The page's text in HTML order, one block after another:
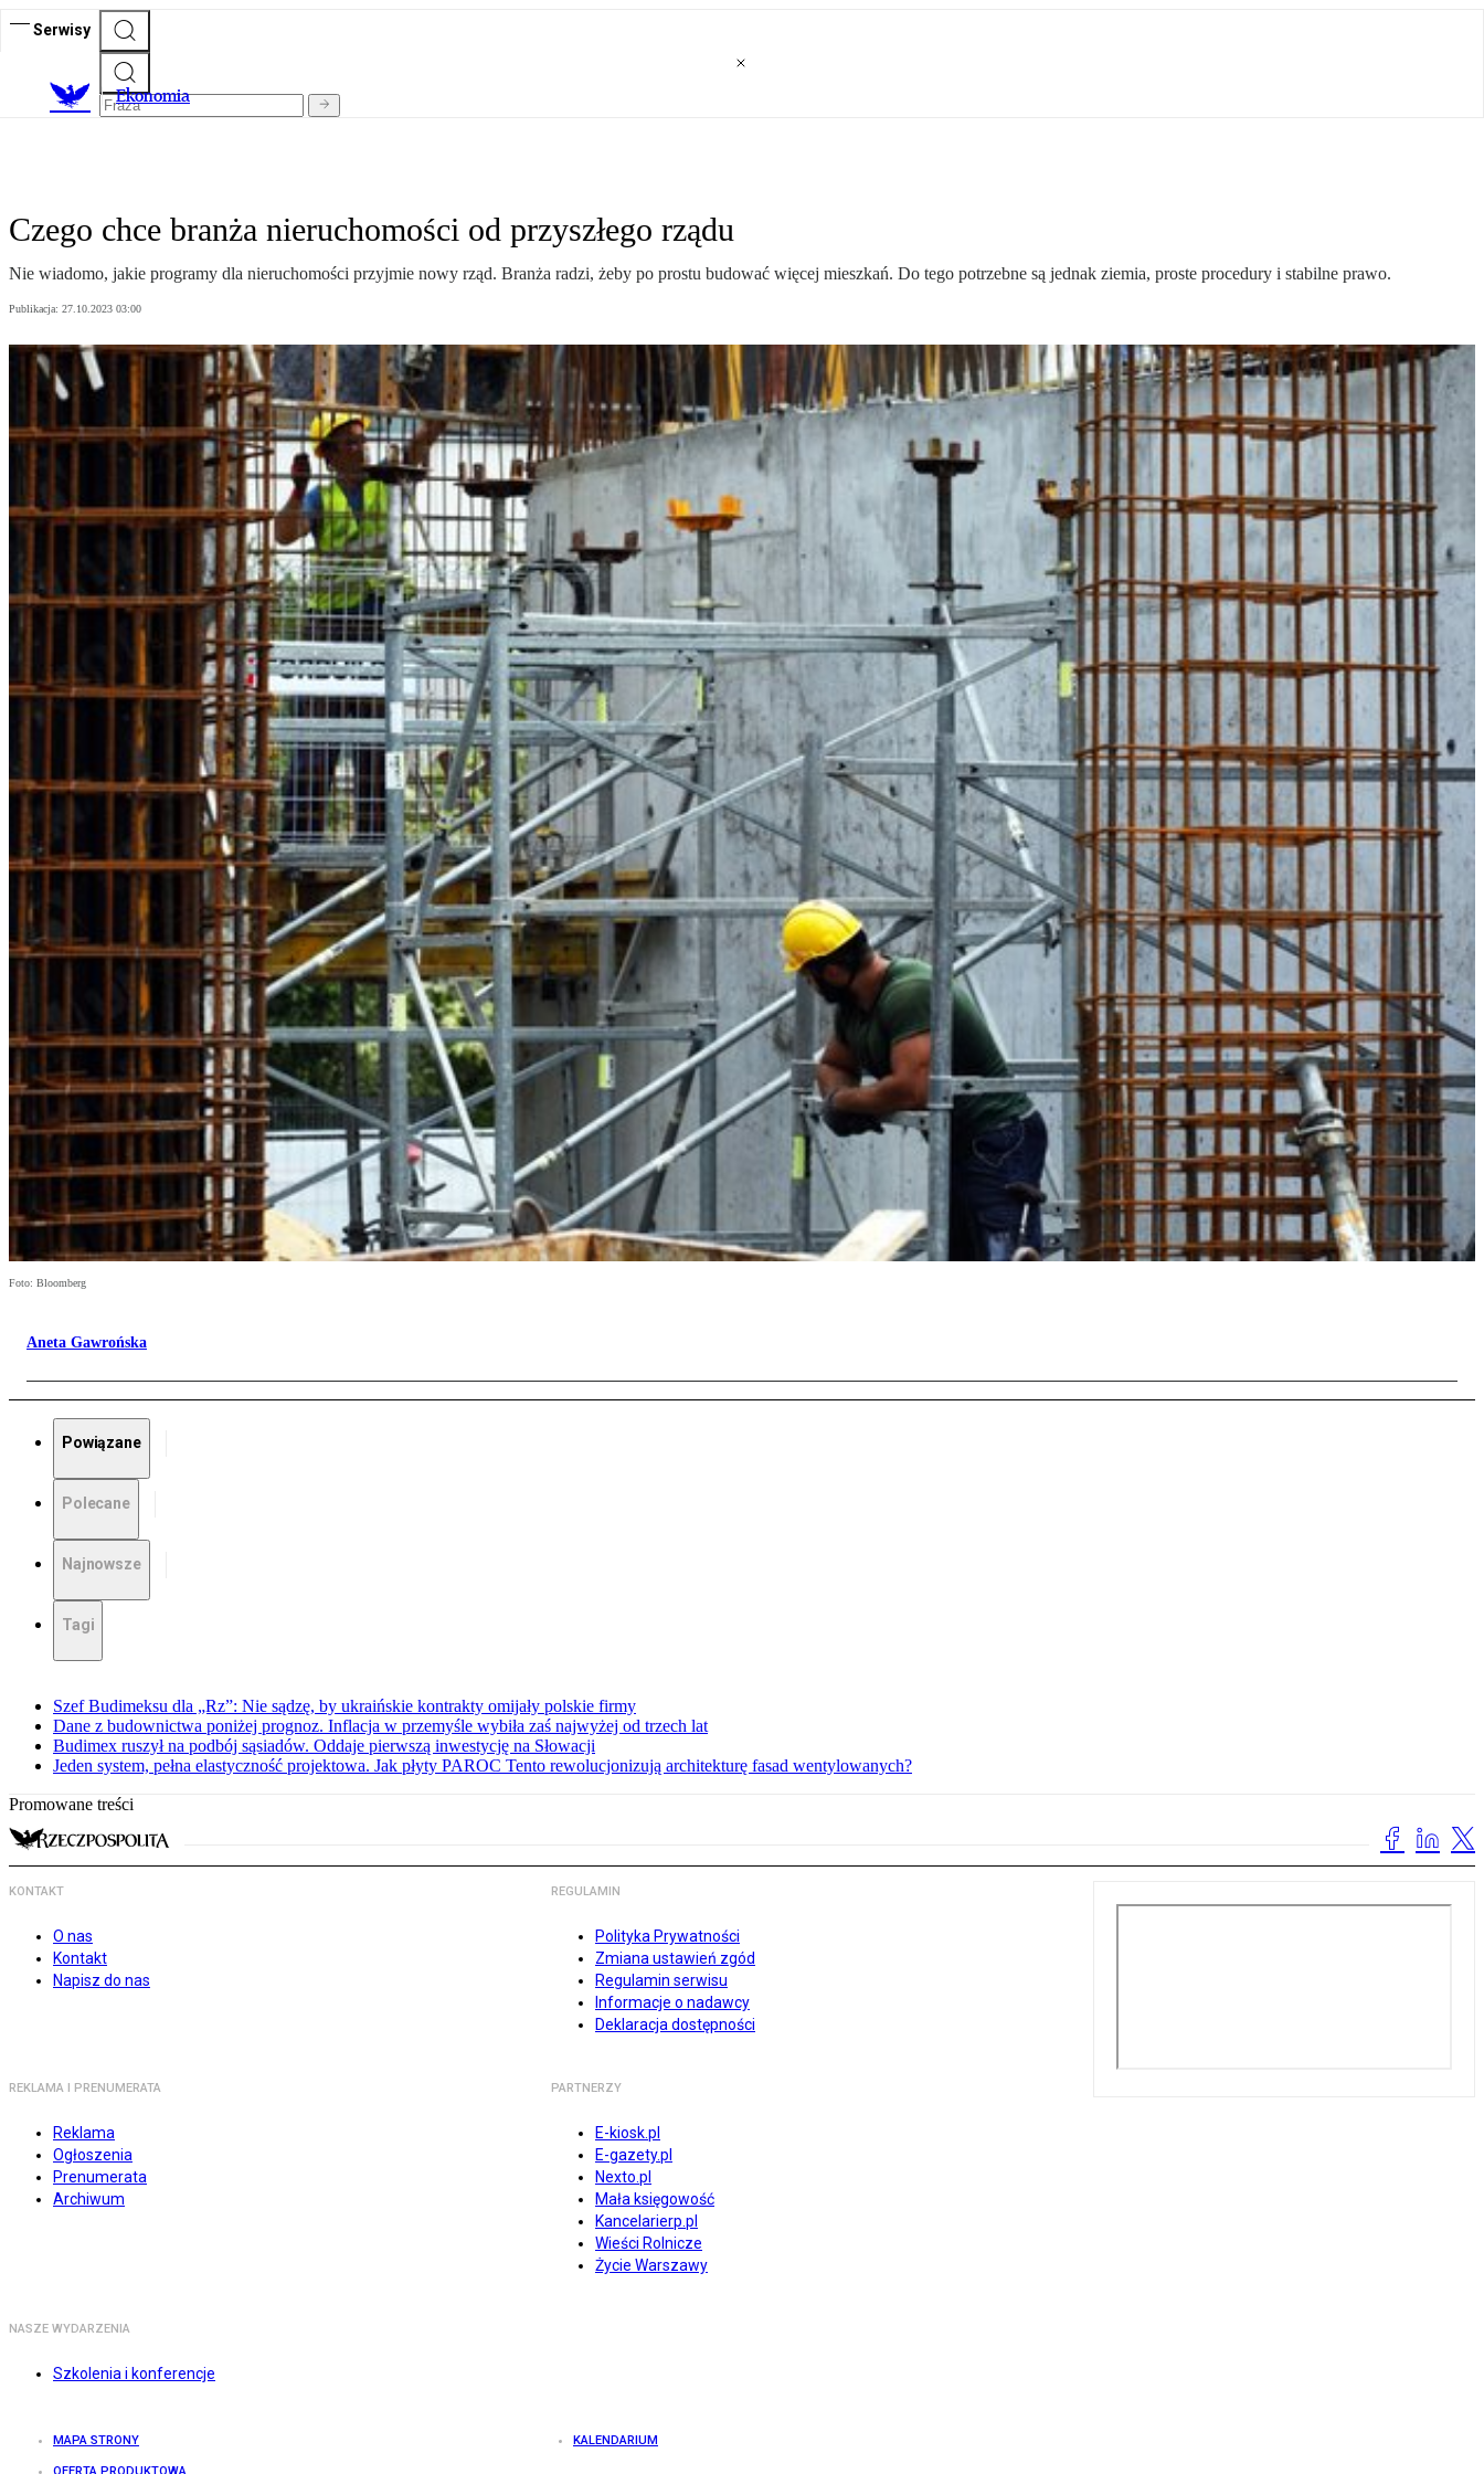
Serwisy
Ekonomia
Czego chce branża nieruchomości od przyszłego rządu
Nie wiadomo, jakie programy dla nieruchomości przyjmie nowy rząd. Branża radzi, żeby po prostu budować więcej mieszkań. Do tego potrzebne są jednak ziemia, proste procedury i stabilne prawo.
Publikacja: 27.10.2023 03:00
Foto: Bloomberg
Aneta Gawrońska
Powiązane
Polecane
Najnowsze
Tagi
Szef Budimeksu dla „Rz”: Nie sądzę, by ukraińskie kontrakty omijały polskie firmy
Dane z budownictwa poniżej prognoz. Inflacja w przemyśle wybiła zaś najwyżej od trzech lat
Budimex ruszył na podbój sąsiadów. Oddaje pierwszą inwestycję na Słowacji
Jeden system, pełna elastyczność projektowa. Jak płyty PAROC Tento rewolucjonizują architekturę fasad wentylowanych?
Promowane treści
KONTAKT
O nas
Kontakt
Napisz do nas
REGULAMIN
Polityka Prywatności
Zmiana ustawień zgód
Regulamin serwisu
Informacje o nadawcy
Deklaracja dostępności
REKLAMA I PRENUMERATA
Reklama
Ogłoszenia
Prenumerata
Archiwum
PARTNERZY
E-kiosk.pl
E-gazety.pl
Nexto.pl
Mała księgowość
Kancelarierp.pl
Wieści Rolnicze
Życie Warszawy
NASZE WYDARZENIA
Szkolenia i konferencje
MAPA STRONY KALENDARIUM